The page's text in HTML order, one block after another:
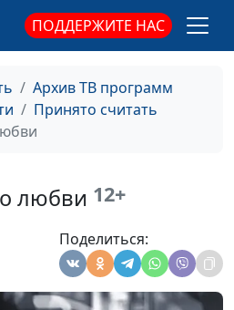
ПОДДЕРЖИТЕ НАС
Архив ТВ программ
Принято считать
любви 12+
Поделиться:
Мария Рожкова,
Лилия Дерябкина,
консультант
#293
консультант
Мария Рожкова,
Лилия Дерябкина,
семейный
консультант